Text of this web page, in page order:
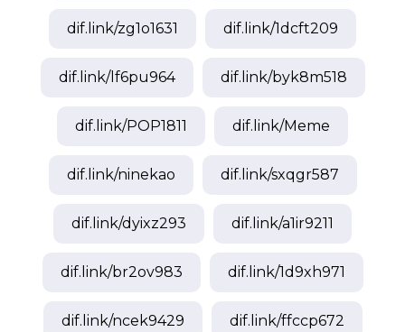
dif.link/zg1o1631 dif.link/1dcft209
dif.link/lf6pu964 dif.link/byk8m518
dif.link/POP1811 dif.link/Meme
dif.link/ninekao dif.link/sxqgr587
dif.link/dyixz293 dif.link/a1ir9211
dif.link/br2ov983 dif.link/1d9xh971
dif.link/ncek9429 dif.link/ffccp672